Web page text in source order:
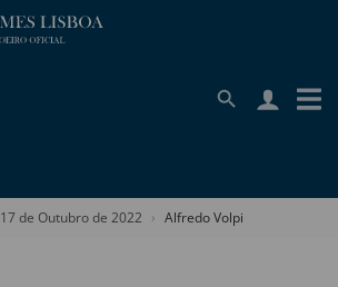
17 de Outubro de 2022 Alfredo Volpi